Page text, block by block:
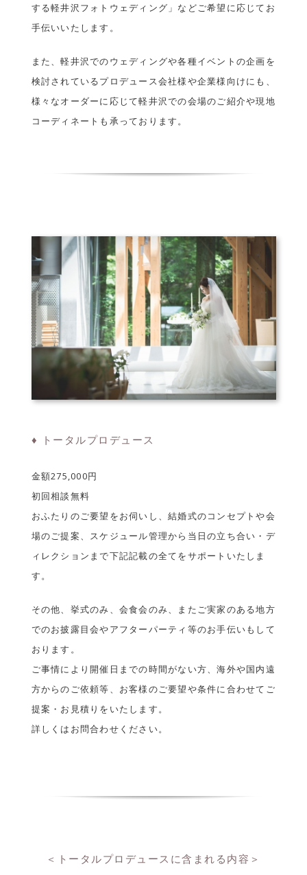
する軽井沢フォトウェディング」などご希望に応じてお
手伝いいたします。
また、軽井沢でのウェディングや各種イベントの企画を
検討されているプロデュース会社様や企業様向けにも、
様々なオーダーに応じて軽井沢での会場のご紹介や現地
コーディネートも承っております。
♦ トータルプロデュース
金額275,000円
初回相談無料
おふたりのご要望をお伺いし、結婚式のコンセプトや会
場のご提案、スケジュール管理から当日の立ち合い・デ
ィレクションまで下記記載の全てをサポートいたしま
す。
その他、挙式のみ、会食会のみ、またご実家のある地方
でのお披露目会やアフターパーティ等のお手伝いもして
おります。
ご事情により開催日までの時間がない方、海外や国内遠
方からのご依頼等、お客様のご要望や条件に合わせてご
提案・お見積りをいたします。
詳しくはお問合わせください。
＜トータルプロデュースに含まれる内容＞